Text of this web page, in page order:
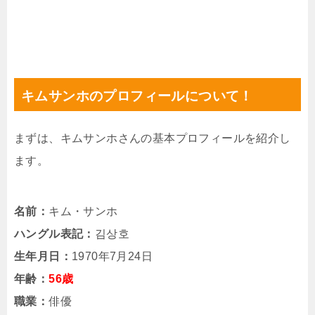
キムサンホのプロフィールについて！
まずは、キムサンホさんの基本プロフィールを紹介し
ます。
名前： キム・サンホ
ハングル表記： 김상호
生年月日： 1970年7月24日
年齢：56歳
職業：俳優